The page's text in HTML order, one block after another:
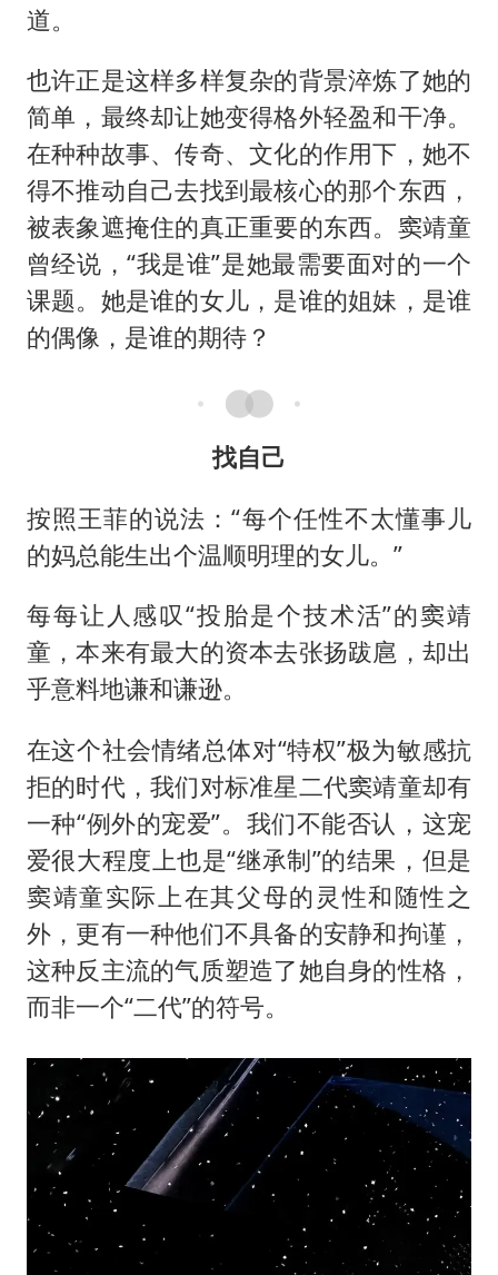
道。
也许正是这样多样复杂的背景淬炼了她的
简单，最终却让她变得格外轻盈和干净。
在种种故事、传奇、文化的作用下，她不
得不推动自己去找到最核心的那个东西，
被表象遮掩住的真正重要的东西。窦靖童
曾经说，“我是谁”是她最需要面对的一个
课题。她是谁的女儿，是谁的姐妹，是谁
的偶像，是谁的期待？
找自己
按照王菲的说法：“每个任性不太懂事儿
的妈总能生出个温顺明理的女儿。”
每每让人感叹“投胎是个技术活”的窦靖
童，本来有最大的资本去张扬跋扈，却出
乎意料地谦和谦逊。
在这个社会情绪总体对“特权”极为敏感抗
拒的时代，我们对标准星二代窦靖童却有
一种“例外的宠爱”。我们不能否认，这宠
爱很大程度上也是“继承制”的结果，但是
窦靖童实际上在其父母的灵性和随性之
外，更有一种他们不具备的安静和拘谨，
这种反主流的气质塑造了她自身的性格，
而非一个“二代”的符号。